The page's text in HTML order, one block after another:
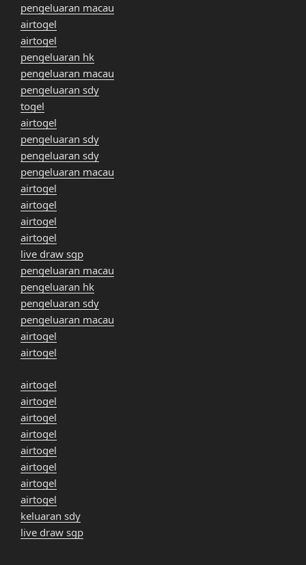
pengeluaran macau
airtogel
airtogel
pengeluaran hk
pengeluaran macau
pengeluaran sdy
togel
airtogel
pengeluaran sdy
pengeluaran sdy
pengeluaran macau
airtogel
airtogel
airtogel
airtogel
live draw sgp
pengeluaran macau
pengeluaran hk
pengeluaran sdy
pengeluaran macau
airtogel
airtogel
airtogel
airtogel
airtogel
airtogel
airtogel
airtogel
airtogel
airtogel
keluaran sdy
live draw sgp